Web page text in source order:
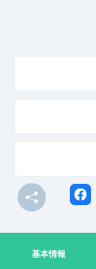
基本情報